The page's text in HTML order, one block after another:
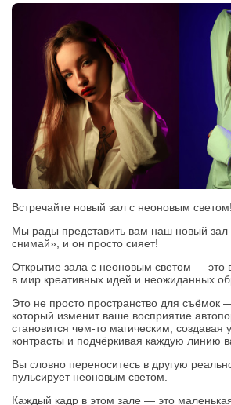
Встречайте новый зал с неоновым светом!
Мы рады представить вам наш новый зал
снимай», и он просто сияет!
Открытие зала с неоновым светом — это
в мир креативных идей и неожиданных
Это не просто пространство для съёмок
который изменит ваше восприятие
становится чем-то магическим, создавая
контрасты и подчёркивая каждую линию
Вы словно переноситесь в другую
пульсирует неоновым светом.
Каждый кадр в этом зале — это